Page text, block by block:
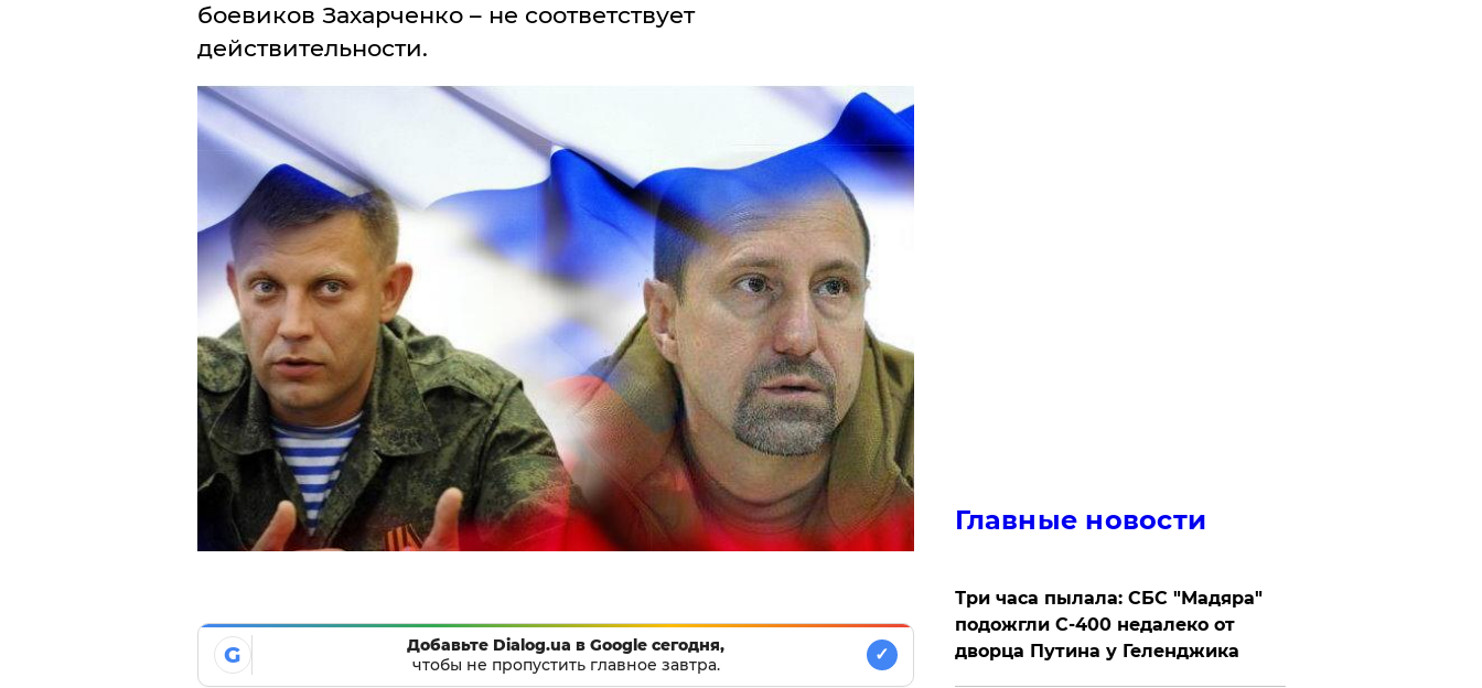
боевиков Захарченко – не соответствует
действительности.
G
Добавьте Dialog.ua в Google сегодня,
чтобы не пропустить главное завтра.
✓
Главные новости
Три часа пылала: СБС "Мадяра"
подожгли С-400 недалеко от
дворца Путина у Геленджика